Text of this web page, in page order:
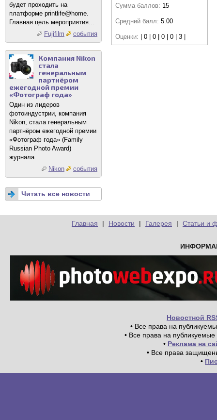
будет проходить на
платформе printlife@home.
Главная цель мероприятия...
Fujifilm
события
Компания Nikon
стала
генеральным
партнёром
ежегодной премии
«Фотограф года»
Один из лидеров
фотоиндустрии, компания
Nikon, стала генеральным
партнёром ежегодной премии
«Фотограф года» (Family
Russian Photo Award)
журнала...
Nikon
события
Читать все новости
Сумма баллов: 15
Средний балл: 5.00
Оценки: | 0 | 0 | 0 | 0 | 3 |
Главная | Новости | Галерея | Статьи и
Новостной
• Все права на
• Все права на
• Реклама на
• Все права
•